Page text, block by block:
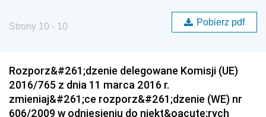
Strony 10 - 10 Pobierz pdf
Rozporz&#261;dzenie delegowane Komisji (UE)
2016/765 z dnia 11 marca 2016 r.
zmieniaj&#261;ce rozporz&#261;dzenie (WE) nr
606/2009 w odniesieniu do niekt&oacute;rych